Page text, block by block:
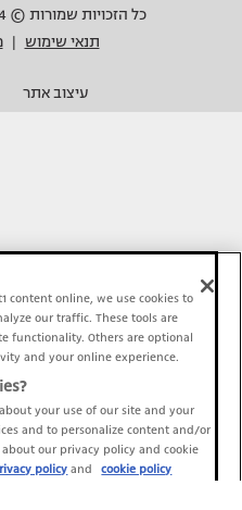
כל הזכויות שמורות © 2014 מעריב און ליין בע"מ.
תנאי שימוש
עיצוב אתר
content online, we use cookies to
our traffic. These tools are
functionality. Others are optional
and your online experience.
your use of our site and your
and to personalize content and/or
our privacy policy and cookie
policy and cookie policy